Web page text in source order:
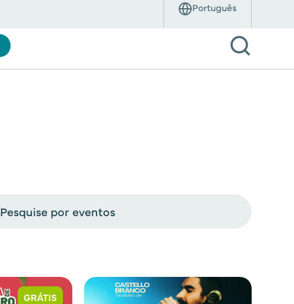
GRÁTIS